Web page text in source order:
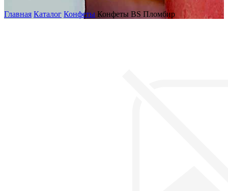
Главная Каталог Конфеты Конфеты BS Пломбир